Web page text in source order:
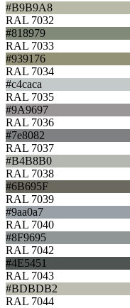
#B9B9A8
RAL 7032
#818979
RAL 7033
#939176
RAL 7034
#c4caca
RAL 7035
#9A9697
RAL 7036
#7e8082
RAL 7037
#B4B8B0
RAL 7038
#6B695F
RAL 7039
#9aa0a7
RAL 7040
#8F9695
RAL 7042
#4E5451
RAL 7043
#BDBDB2
RAL 7044